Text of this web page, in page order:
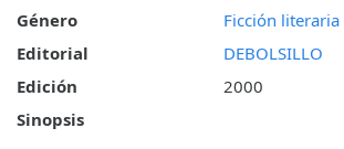
Género
Ficción literaria
Editorial
DEBOLSILLO
Edición
2000
Sinopsis